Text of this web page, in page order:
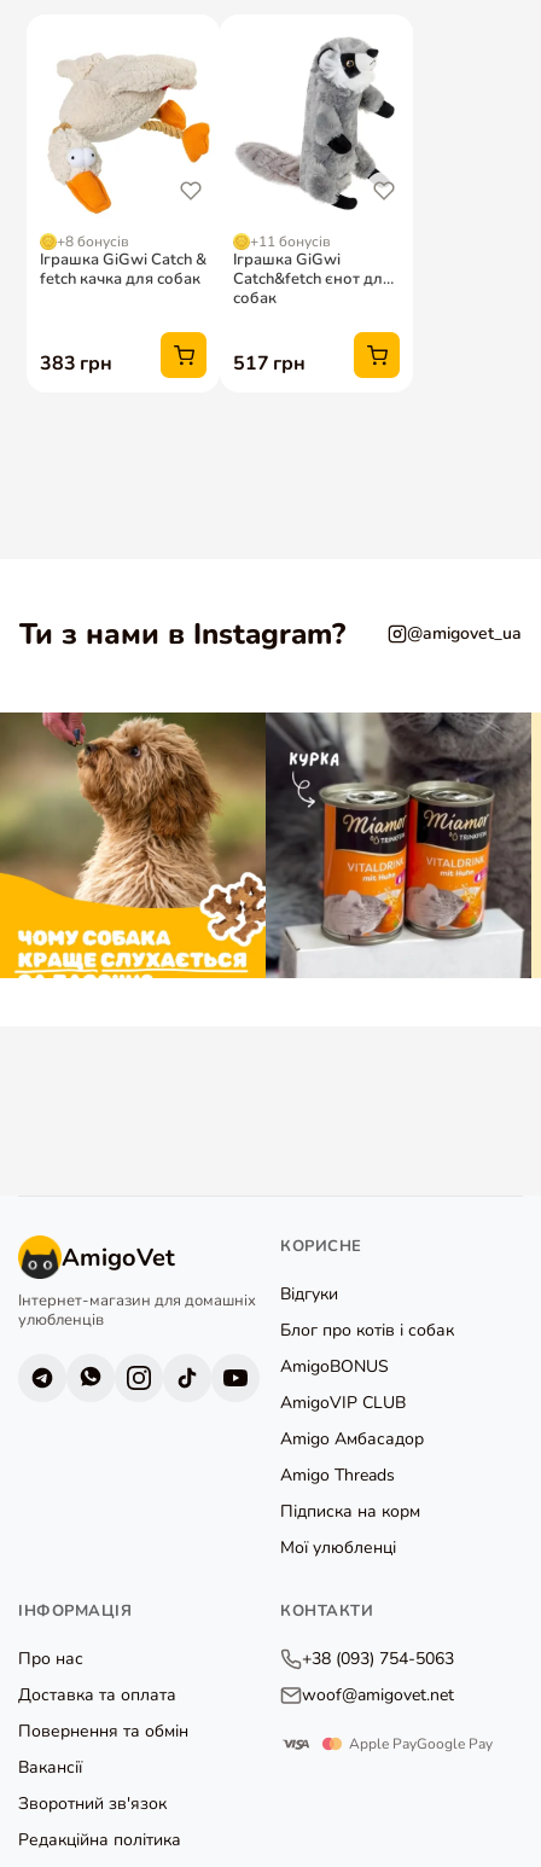
Ти з нами в Instagram? @amigovet_ua
AmigoVet
Інтернет-магазин для домашніх
улюбленців
КОРИСНЕ
Відгуки
Блог про котів і собак
AmigoBONUS
AmigoVIP CLUB
Amigo Амбасадор
Amigo Threads
Підписка на корм
Мої улюбленці
ІНФОРМАЦІЯ
Про нас
Доставка та оплата
Повернення та обмін
Вакансії
Зворотний зв'язок
Редакційна політика
КОНТАКТИ
+38 (093) 754-5063
woof@amigovet.net
Apple PayGoogle Pay